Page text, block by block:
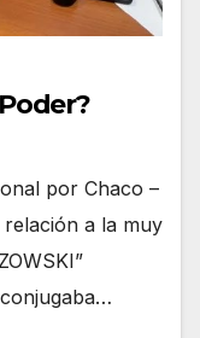
por Chaco –
a la muy